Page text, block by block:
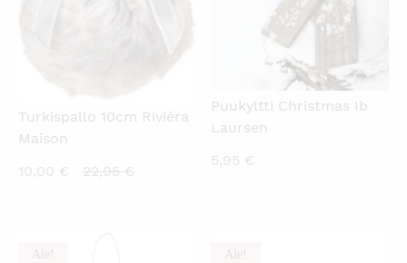
Turkispallo 10cm Riviéra
Maison
10,00 €
Nykyinen
22,95€Alkuperäinen
Puukyltti Christmas Ib
Laursen
5,95 €
Ale! Ale!